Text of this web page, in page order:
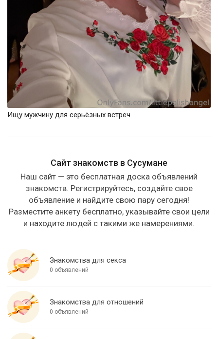
Ищу мужчину для серьёзных встреч
Сайт знакомств в Сусумане
Наш сайт — это бесплатная доска объявлений
знакомств. Регистрируйтесь, создайте свое
объявление и найдите свою пару сегодня!
Разместите анкету бесплатно, указывайте свои цели
и находите людей с такими же намерениями.
Знакомства для секса
0 объявлений
Знакомства для отношений
0 объявлений